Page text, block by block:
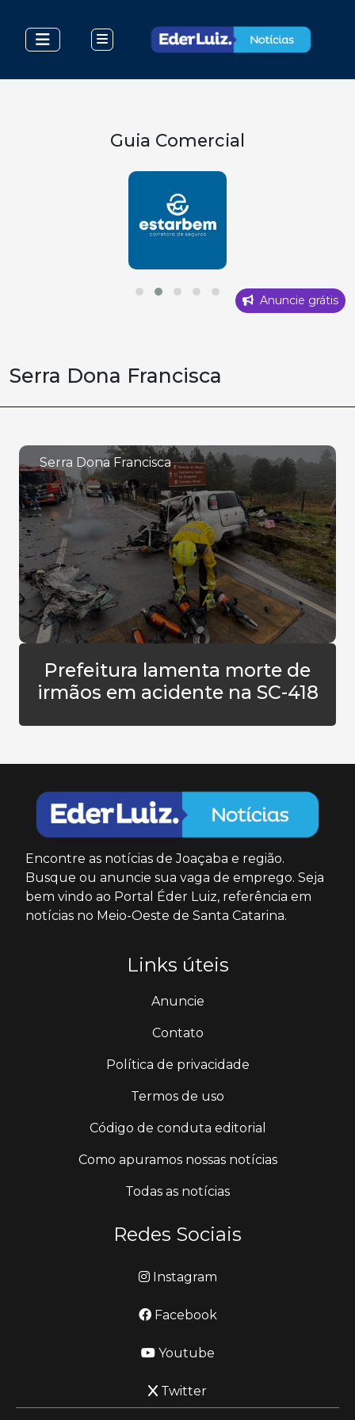
Guia Comercial
Anuncie grátis
Serra Dona Francisca
Serra Dona Francisca
Prefeitura lamenta morte de
irmãos em acidente na SC-418
Encontre as notícias de Joaçaba e região.
Busque ou anuncie sua vaga de emprego. Seja
bem vindo ao Portal Éder Luiz, referência em
notícias no Meio-Oeste de Santa Catarina.
Links úteis
Anuncie
Contato
Política de privacidade
Termos de uso
Código de conduta editorial
Como apuramos nossas notícias
Todas as notícias
Redes Sociais
Instagram
Facebook
Youtube
Twitter